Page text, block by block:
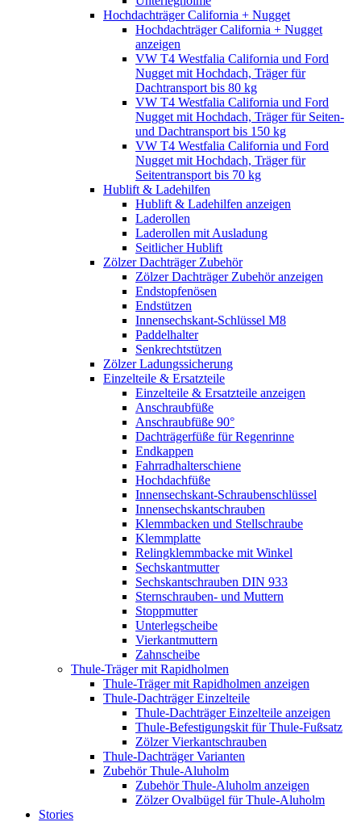
Hochdachträger California + Nugget
Hochdachträger California + Nugget
anzeigen
VW T4 Westfalia California und Ford
Nugget mit Hochdach, Träger für
Dachtransport bis 80 kg
VW T4 Westfalia California und Ford
Nugget mit Hochdach, Träger für Seiten-
und Dachtransport bis 150 kg
VW T4 Westfalia California und Ford
Nugget mit Hochdach, Träger für
Seitentransport bis 70 kg
Hublift & Ladehilfen
Hublift & Ladehilfen anzeigen
Laderollen
Laderollen mit Ausladung
Seitlicher Hublift
Zölzer Dachträger Zubehör
Zölzer Dachträger Zubehör anzeigen
Endstopfenösen
Endstützen
Innensechskant-Schlüssel M8
Paddelhalter
Senkrechtstützen
Zölzer Ladungssicherung
Einzelteile & Ersatzteile
Einzelteile & Ersatzteile anzeigen
Anschraubfüße
Anschraubfüße 90°
Dachträgerfüße für Regenrinne
Endkappen
Fahrradhalterschiene
Hochdachfüße
Innensechskant-Schraubenschlüssel
Innensechskantschrauben
Klemmbacken und Stellschraube
Klemmplatte
Relingklemmbacke mit Winkel
Sechskantmutter
Sechskantschrauben DIN 933
Sternschrauben- und Muttern
Stoppmutter
Unterlegscheibe
Vierkantmuttern
Zahnscheibe
Thule-Träger mit Rapidholmen
Thule-Träger mit Rapidholmen anzeigen
Thule-Dachträger Einzelteile
Thule-Dachträger Einzelteile anzeigen
Thule-Befestigungskit für Thule-Fußsatz
Zölzer Vierkantschrauben
Thule-Dachträger Varianten
Zubehör Thule-Aluholm
Zubehör Thule-Aluholm anzeigen
Zölzer Ovalbügel für Thule-Aluholm
Stories